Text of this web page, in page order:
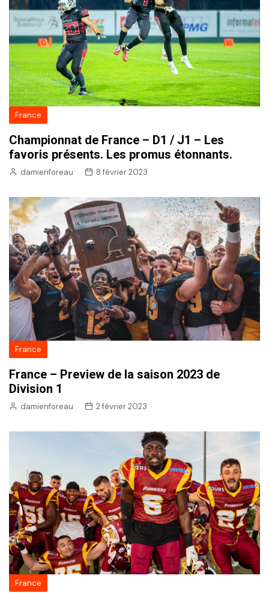
France
Championnat de France – D1 / J1 – Les
favoris présents. Les promus étonnants.
damienforeau 8 février 2023
France
France – Preview de la saison 2023 de
Division 1
damienforeau 2 février 2023
France